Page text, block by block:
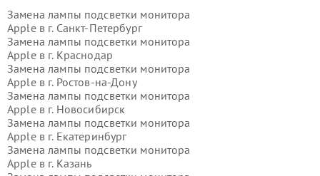
Замена лампы подсветки монитора
Apple в г. Санкт-Петербург
Замена лампы подсветки монитора
Apple в г. Краснодар
Замена лампы подсветки монитора
Apple в г. Ростов-на-Дону
Замена лампы подсветки монитора
Apple в г. Новосибирск
Замена лампы подсветки монитора
Apple в г. Екатеринбург
Замена лампы подсветки монитора
Apple в г. Казань